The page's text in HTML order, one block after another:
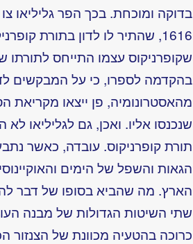
בדוקה ומוכחת. בכך הפר גליליאו
1616, שהתיר לו לדון בתורת
שקופרניקוס עצמו התייחס
בהקדמה לספרו, כי על המבקשים
מהאסטרונומיה, פן ייצאו מקריאת
שנכנסו אליו. ואכן, גם לגליליאו
תורת קופרניקוס. עובדה, כאשר
הגאות והשפל של הימים
הארץ. מה שהביא בסופו של דבר
כרוכה בהטעיה מכוונת של הצנזור